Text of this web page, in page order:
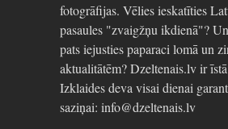
fotogrāfijas. Vēlies ieskatīties
pasaules "zvaigžņu ikdienā"?
pats iejusties paparaci lomā un
aktualitātēm? Dzeltenais.lv ir
Izklaides deva visai dienai
saziņai: info@dzeltenais.lv